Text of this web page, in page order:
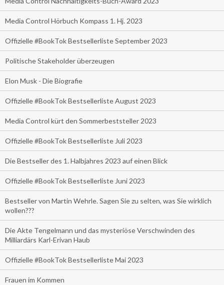
Media Control Hörbuch Kompass 1. Hj. 2023
Offizielle #BookTok Bestsellerliste September 2023
Politische Stakeholder überzeugen
Elon Musk - Die Biografie
Offizielle #BookTok Bestsellerliste August 2023
Media Control kürt den Sommerbeststeller 2023
Offizielle #BookTok Bestsellerliste Juli 2023
Die Bestseller des 1. Halbjahres 2023 auf einen Blick
Offizielle #BookTok Bestsellerliste Juni 2023
Bestseller von Martin Wehrle. Sagen Sie zu selten, was Sie wirklich
wollen???
Die Akte Tengelmann und das mysteriöse Verschwinden des
Milliardärs Karl-Erivan Haub
Offizielle #BookTok Bestsellerliste Mai 2023
Frauen im Kommen